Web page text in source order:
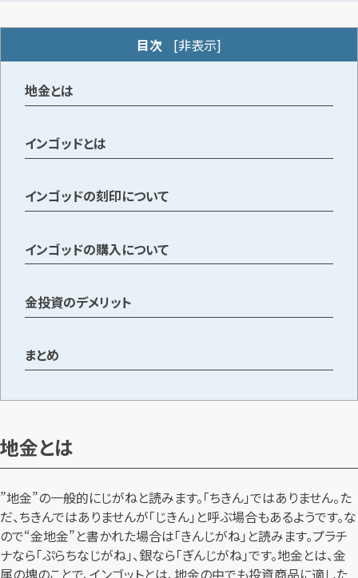
目次 [非表示]
地金とは
インゴッドとは
インゴッドの刻印について
インゴッドの購入について
金投資のデメリット
まとめ
地金とは
”地金”の一般的にじがねと読みます。「ちきん」ではありません。た
だ、ちきんではありませんが「じきん」と呼ぶ場合もあるようです。な
ので“金地金”と書かれた場合は「きんじがね」と読みます。プラチ
ナなら「ぷらちなじがね」、銀なら「ぎんじがね」です。地金とは、金
属の塊のことで、インゴットとは、地金の中でも投資商品に適した